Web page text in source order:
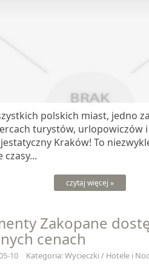
polskich miast, jedno
turystów, urlopowiczów
Kraków! To
czasy...
czytaj więcej »
Zakopane
cenach
10 Kategoria: Wycieczki / Hotele i